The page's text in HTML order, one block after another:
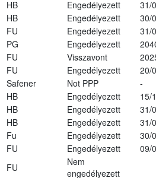
HB Engedélyezett
31/
HB Engedélyezett
30/
FU Engedélyezett
31/
PG Engedélyezett
FU Visszavont
FU Engedélyezett
20/
Safener Not PPP
-
HB Engedélyezett
15/
HB Engedélyezett
31/
HB Engedélyezett
31/
Fu Engedélyezett
30/
FU Engedélyezett
09/
FU
Nem
engedélyezett